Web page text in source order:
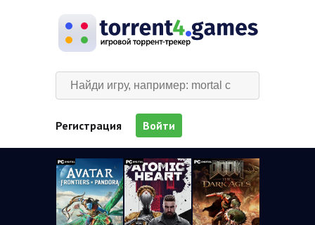
Регистрация Войти